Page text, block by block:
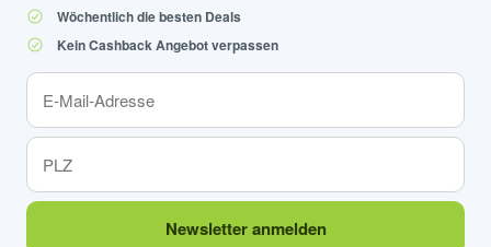
Wöchentlich die besten Deals
Kein Cashback Angebot verpassen
Newsletter anmelden